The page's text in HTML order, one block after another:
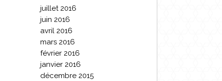
juillet 2016
juin 2016
avril 2016
mars 2016
février 2016
janvier 2016
décembre 2015